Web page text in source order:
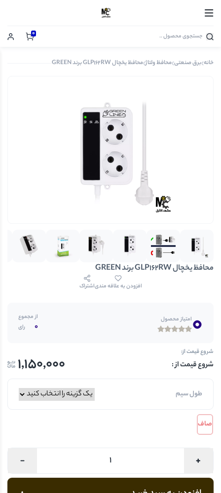
0
خانه برق صنعتی محافظ ولتاژ محافظ یخچال GLP162RW برند GREEN
محافظ یخچال GLP162RW برند GREEN
افزودن به علاقه مندیاشتراک
0امتیاز محصول از مجموع
0 رای
شروع قیمت از:
1,150,000
طول سیم
صاف